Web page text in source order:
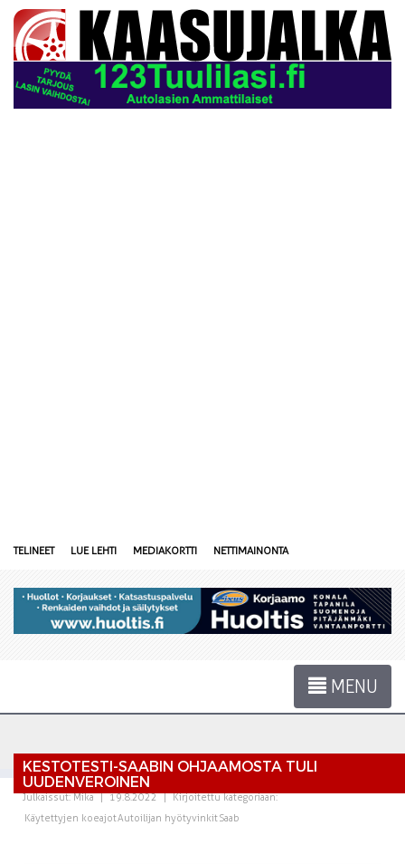
TELINEET LUE LEHTI MEDIAKORTTI NETTIMAINONTA
MENU
KESTOTESTI-SAABIN OHJAAMOSTA TULI
UUDENVEROINEN
Julkaissut:Mika | 19.8.2022 | Kirjoitettu kategoriaan:
Käytettyjen koeajotAutoilijan hyötyvinkitSaab